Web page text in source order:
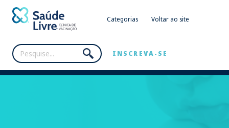
Categorias Voltar ao site
INSCREVA-SE